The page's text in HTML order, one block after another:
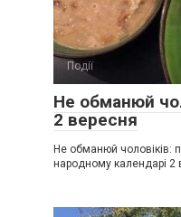
Події
Не обманюй
2 вересня
Не обманюй чоловіків:
народному календарі 2